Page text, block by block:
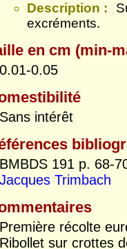
Description :
excréments.
en cm (min-
0.01-0.05
Sans intérêt
BMBDS 191 p. 68-
Jacques Trimbach
Première récolte
Ribollet sur crottes